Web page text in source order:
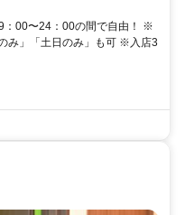
：00〜24：00の間で自由！ ※
み」「土日のみ」も可 ※入店3